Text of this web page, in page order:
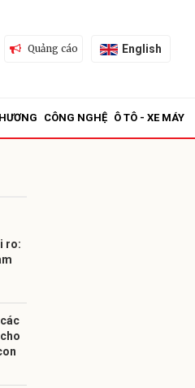
Quảng cáo English
CÔNG NGHỆ Ô TÔ - XE MÁY
ro: